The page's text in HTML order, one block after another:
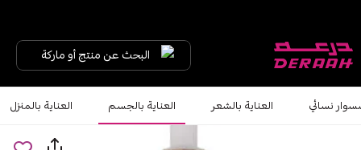
البحث عن منتج أو ماركة
نسائي العناية بالشعر العناية بالجسم العناية بالمنزل